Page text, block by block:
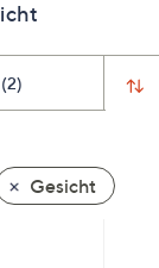
(2)
Gesicht